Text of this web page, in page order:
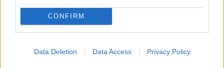
CONFIRM
Data Deletion Data Access Privacy Policy
Categorie